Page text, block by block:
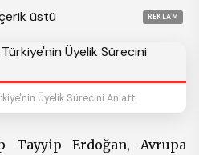
REKLAM
Üyelik Sürecini Anlattı
Tayyip Erdoğan, Avrupa